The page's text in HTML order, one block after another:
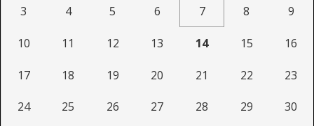
3 4 5 6 7 8 9
10 11 12 13 14 15 16
17 18 19 20 21 22 23
24 25 26 27 28 29 30